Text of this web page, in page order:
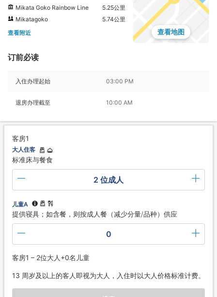
Mikata Goko Rainbow Line
5.25公里
Mikatagoko
5.74公里
查看附近
查看地图
订前必读
入住办理起始 03:00 PM
退房办理截至 10:00 AM
客房1
大人住客
标准床与餐食
2 位成人
儿童A
提供寝具；如含餐，则按成人餐（减少分量/品种）供应
0
客房1 – 2位大人+0名儿童
13 周岁及以上的客人即视为大人，入住时以大人价格标准计费。